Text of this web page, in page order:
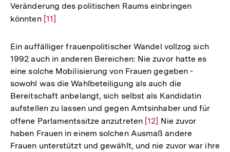
Veränderung des politischen Raums einbringen
könnten Zur
der
Fußnote
[11]
Ein auffälliger frauenpolitischer Wandel vollzog sich
1992 auch in anderen Bereichen: Nie zuvor hatte es
eine solche Mobilisierung von Frauen gegeben -
sowohl was die Wahlbeteiligung als auch die
Bereitschaft anbelangt, sich selbst als Kandidatin
aufstellen zu lassen und gegen Amtsinhaber und für
offene Parlamentssitze anzutreten Zur
Auflösung
der
[12] Nie zuvor
haben Frauen in einem solchen Ausmaß andere
Frauen unterstützt und gewählt, und nie zuvor war ihre